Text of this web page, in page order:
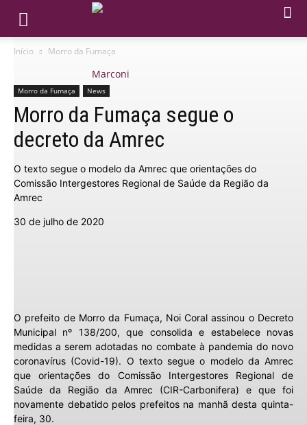
Início Morro da Fumaça
Morro da Fumaça News
Morro da Fumaça segue o
decreto da Amrec
O texto segue o modelo da Amrec que orientações do
Comissão Intergestores Regional de Saúde da Região da
Amrec
30 de julho de 2020
O prefeito de Morro da Fumaça, Noi Coral assinou o Decreto
Municipal nº 138/200, que consolida e estabelece novas
medidas a serem adotadas no combate à pandemia do novo
coronavírus (Covid-19). O texto segue o modelo da Amrec
que orientações do Comissão Intergestores Regional de
Saúde da Região da Amrec (CIR-Carbonifera) e que foi
novamente debatido pelos prefeitos na manhã desta quinta-
feira, 30.